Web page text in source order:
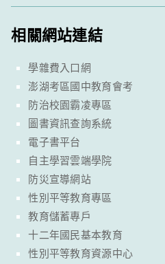
相關網站連結
學雜費入口網
澎湖考區國中教育會考
防治校園霸凌專區
圖書資訊查詢系統
電子書平台
自主學習雲端學院
防災宣導網站
性別平等教育專區
教育儲蓄專戶
十二年國民基本教育
性別平等教育資源中心